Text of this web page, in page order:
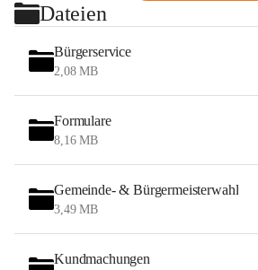
Dateien
Bürgerservice
2,08 MB
Formulare
8,16 MB
Gemeinde- & Bürgermeisterwahl
3,49 MB
Kundmachungen